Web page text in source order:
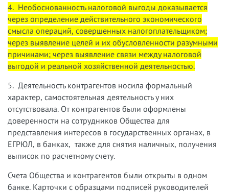
4. Необоснованность налоговой выгоды доказывается
через определение действительного экономического
смысла операций, совершенных налогоплательщиком;
через выявление целей и их обусловленности разумными
причинами; через выявление связи между налоговой
выгодой и реальной хозяйственной деятельностью.
5. Деятельность контрагентов носила формальный
характер, самостоятельная деятельность у них
отсутствовала. От контрагентов были оформлены
доверенности на сотрудников Общества для
представления интересов в государственных органах, в
ЕГРЮЛ, в банках, также для снятия наличных, получения
выписок по расчетному счету.
Счета Общества и контрагентов были открыты в одном
банке. Карточки с образцами подписей руководителей